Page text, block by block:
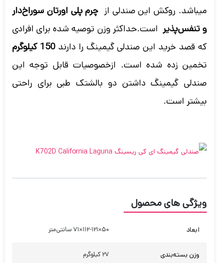
میباشد. روکش این صندلی از چرم پلی اورتان سوراخ‌دار
و تنفس‌پذیر است.حداکثر وزن توصیه شده برای افرادی
که قصد خرید این صندلی گیمینگ را دارند150 کیلوگرم
تخمین زده شده است. ازخصوصیات قابل توجه این
صندلی گیمینگ داشتن دو بالشتک طبی برای راحتی
بیشتر است.
ویژگی های محصول
ابعاد 50×112-121×71 سانتی‌متر
وزن بسته‌بندی 27 کیلوگرم